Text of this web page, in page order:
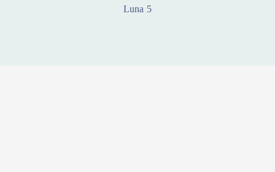
Luna 5